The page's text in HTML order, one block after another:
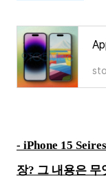
- iPhone 15
장? 그 내용은 무